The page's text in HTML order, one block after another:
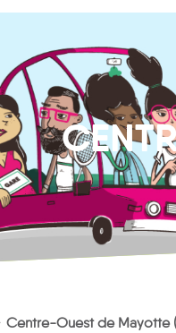
Centre-Ouest de Mayotte